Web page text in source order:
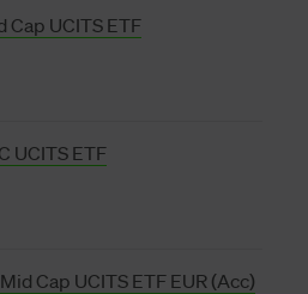
Cap UCITS ETF
UCITS ETF
Cap UCITS ETF EUR (Acc)